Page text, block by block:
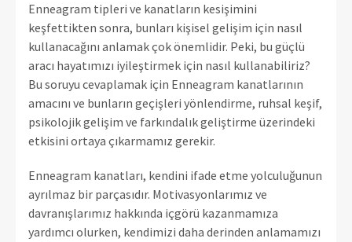
Enneagram tipleri ve kanatların kesişimini
keşfettikten sonra, bunları kişisel gelişim için nasıl
kullanacağını anlamak çok önemlidir. Peki, bu güçlü
aracı hayatımızı iyileştirmek için nasıl kullanabiliriz?
Bu soruyu cevaplamak için Enneagram kanatlarının
amacını ve bunların geçişleri yönlendirme, ruhsal keşif,
psikolojik gelişim ve farkındalık geliştirme üzerindeki
etkisini ortaya çıkarmamız gerekir.
Enneagram kanatları, kendini ifade etme yolculuğunun
ayrılmaz bir parçasıdır. Motivasyonlarımız ve
davranışlarımız hakkında içgörü kazanmamıza
yardımcı olurken, kendimizi daha derinden anlamamızı